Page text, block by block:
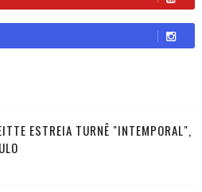
ESTREIA TURNÊ "INTEMPORAL",